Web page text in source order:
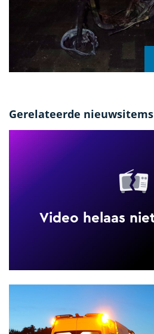
Gerelateerde nieuwsitems